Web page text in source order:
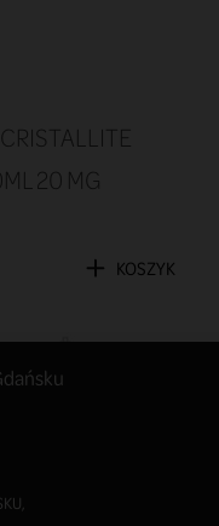
20 MG
KOSZYK